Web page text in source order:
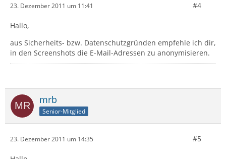
23. Dezember 2011 um 11:41 #4
Hallo,
aus Sicherheits- bzw. Datenschutzgründen empfehle ich dir,
in den Screenshots die E-Mail-Adressen zu anonymisieren.
mrb
Senior-Mitglied
23. Dezember 2011 um 14:35 #5